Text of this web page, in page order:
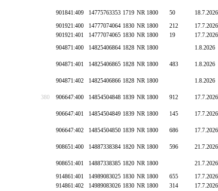
901841:409 14775763353 1719 NR 1800 50
18.7.2026
901921:400
14777074064 1830 NR 1800 212
17.7.2026
901921:401
14777074065 1830 NR 1800 19
17.7.2026
904871:400
14825406864 1828 NR 1800 1.8.2026
904871:401 14825406865 1828 NR 1800 483 1.8.2026
904871:402 14825406866 1828 NR 1800 1.8.2026
380 906647:400 14854504848 1839 NR 1800 912 17.7.2026
906647:401 14854504849 1839 NR 1800 145 17.7.2026
906647:402 14854504850 1839 NR 1800 686 17.7.2026
908651:400 14887338384 1820 NR 1800 596 21.7.2026
908651:401 14887338385 1820 NR 1800
21.7.2026
914861:401
14989083025 1830 NR 1800 655
17.7.2026
914861:402
14989083026 1830 NR 1800 314
17.7.2026